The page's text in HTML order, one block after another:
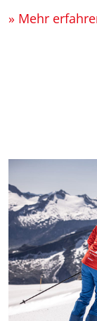
» Mehr